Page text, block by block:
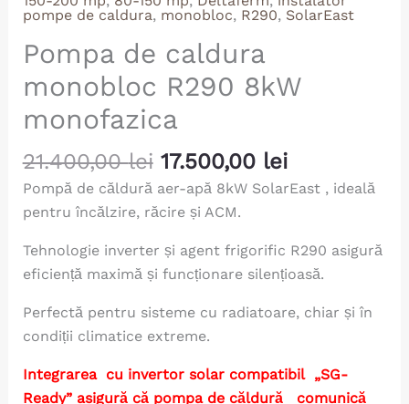
pompe de caldura, monobloc, R290, SolarEast
Pompa de caldura
monobloc R290 8kW
monofazica
21.400,00lei 17.500,00 lei
Pompă de căldură aer-apă 8kW SolarEast , ideală
pentru încălzire, răcire și ACM.
Tehnologie inverter și agent frigorific R290 asigură
eficiență maximă și funcționare silențioasă.
Perfectă pentru sisteme cu radiatoare, chiar și în
condiții climatice extreme.
Integrarea cu invertor solar compatibil „SG-
Ready” asigură că pompa de căldură comunică